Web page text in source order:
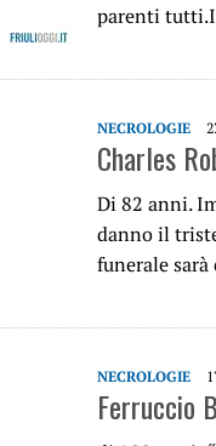
parenti
NECROLOGIE
Charles
Di 82 anni.
danno il
funerale
NECROLOGIE
Ferruccio